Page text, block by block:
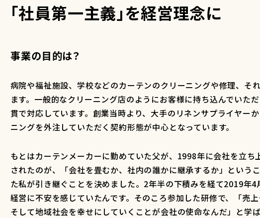
「社員第一主義」を経営理念に
――事業の目的は？
病院や福祉施設、学校などのカーテンのクリーニングや修理、そ
ます。一般的なクリーニング店のようにお客様に持ち込んでいた
貫で対応しています。創業当時より、大手のリネンサプライヤー
ニングを外注していただく契約形態が中心となっています。
もとはカーテンメーカーに勤めていた父が、1998年に会社を立
されたのが、「会社を畳むか、社内の誰かに継承するか」という
た私が引き継ぐことを決めました。2年半の下積みを経て2019年
経営に不安を感じていたんです。そのころ参加した研修で、「売
そして地域社会を幸せにしていくことが会社の使命なんだ」と学